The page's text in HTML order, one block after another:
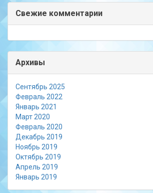
Свежие комментарии
Архивы
Сентябрь 2025
Февраль 2022
Январь 2021
Март 2020
Февраль 2020
Декабрь 2019
Ноябрь 2019
Октябрь 2019
Апрель 2019
Январь 2019